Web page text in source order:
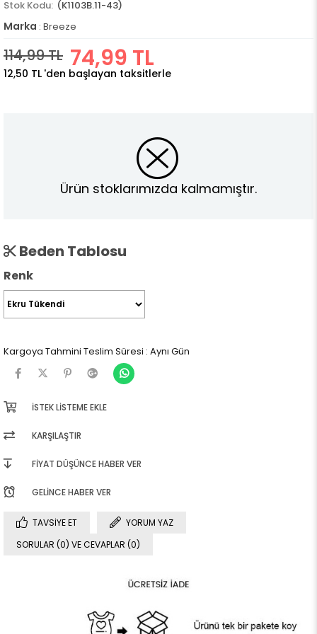
(K1103B.11-43)
Marka : Breeze
114,99 TL 74,99 TL
12,50 TL 'den başlayan taksitlerle
Ürün stoklarımızda kalmamıştır.
Beden Tablosu
Renk
Kargoya Tahmini Teslim Süresi : Aynı Gün
İSTEK LISTEME EKLE
KARŞILAŞTIR
FIYAT DÜŞÜNCE HABER VER
GELINCE HABER VER
TAVSIYE ET
YORUM YAZ
SORULAR (0) VE CEVAPLAR (0)